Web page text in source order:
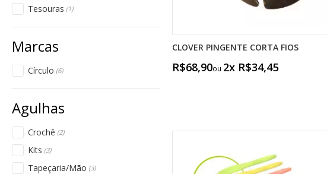
Tesouras (1)
Círculo (6)
Crochê (2)
Kits (3)
Tapeçaria/Mão (3)
CLOVER PINGENTE CORTA FIOS
R$68,90 2x R$34,45